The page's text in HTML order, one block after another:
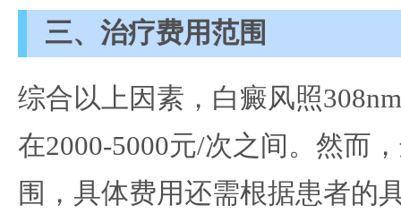
三、治疗费用范围
综合以上因素，白癜风照
在2000-5000元/次之间。然而
围，具体费用还需根据患者的